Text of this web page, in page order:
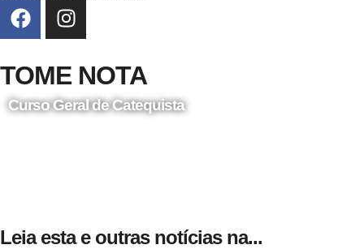
TOME NOTA
Curso Geral de Catequista
Leia esta e outras notícias na...